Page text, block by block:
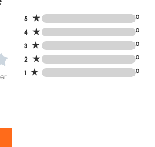
5 ★ 0
4 ★ 0
3 ★ 0
2 ★ 0
1 ★ 0